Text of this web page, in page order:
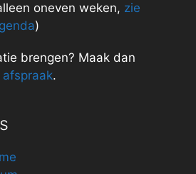
oneven weken, zie
)
brengen? Maak dan
afspraak.